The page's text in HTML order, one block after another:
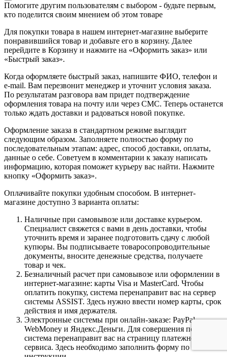
Помогите другим пользователям с выбором - будьте первым,
кто поделится своим мнением об этом товаре
Для покупки товара в нашем интернет-магазине выберите
понравившийся товар и добавьте его в корзину. Далее
перейдите в Корзину и нажмите на «Оформить заказ» или
«Быстрый заказ».
Когда оформляете быстрый заказ, напишите ФИО, телефон и
e-mail. Вам перезвонит менеджер и уточнит условия заказа.
По результатам разговора вам придет подтверждение
оформления товара на почту или через СМС. Теперь останется
только ждать доставки и радоваться новой покупке.
Оформление заказа в стандартном режиме выглядит
следующим образом. Заполняете полностью форму по
последовательным этапам: адрес, способ доставки, оплаты,
данные о себе. Советуем в комментарии к заказу написать
информацию, которая поможет курьеру вас найти. Нажмите
кнопку «Оформить заказ».
Оплачивайте покупки удобным способом. В интернет-
магазине доступно 3 варианта оплаты:
Наличные при самовывозе или доставке курьером.
Специалист свяжется с вами в день доставки, чтобы
уточнить время и заранее подготовить сдачу с любой
купюры. Вы подписываете товаросопроводительные
документы, вносите денежные средства, получаете
товар и чек.
Безналичный расчет при самовывозе или оформлении в
интернет-магазине: карты Visa и MasterCard. Чтобы
оплатить покупку, система перенаправит вас на сервер
системы ASSIST. Здесь нужно ввести номер карты, срок
действия и имя держателя.
Электронные системы при онлайн-заказе: PayPal,
WebMoney и Яндекс.Деньги. Для совершения покупки
система перенаправит вас на страницу платежного
сервиса. Здесь необходимо заполнить форму по